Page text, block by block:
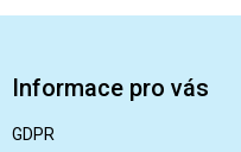
Informace pro vás
GDPR